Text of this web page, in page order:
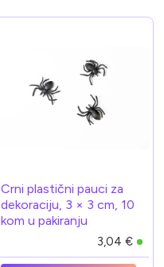
Crni plastični pauci za
dekoraciju, 3 × 3 cm, 10
kom u pakiranju
3,04 €